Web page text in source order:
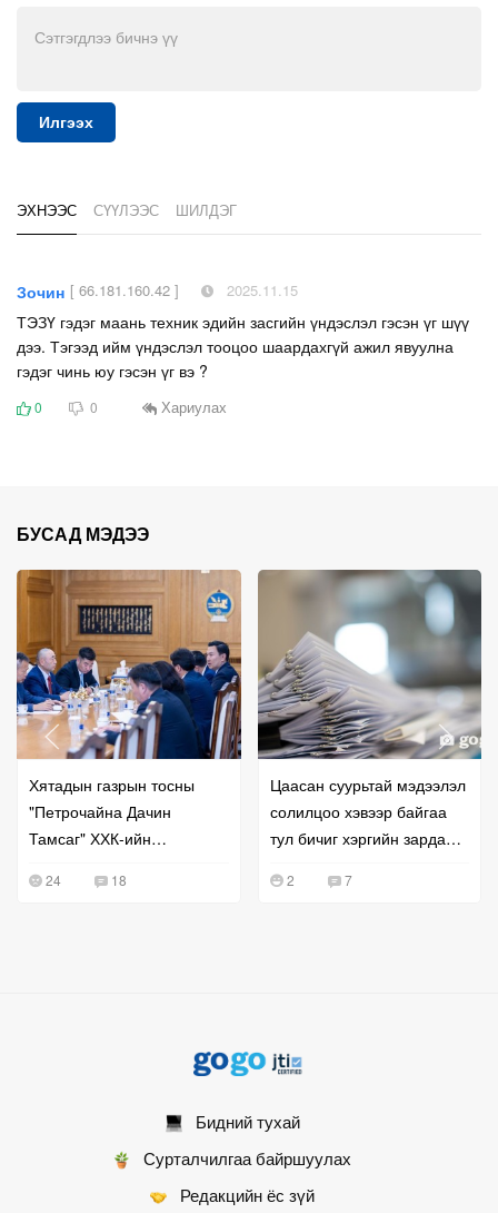
Илгээх
ЭХНЭЭС СҮҮЛЭЭС ШИЛДЭГ
Зочин [ 66.181.160.42 ] 2025.11.15
ТЭЗҮ гэдэг маань техник эдийн засгийн үндэслэл гэсэн үг шүү
дээ. Тэгээд ийм үндэслэл тооцоо шаардахгүй ажил явуулна
гэдэг чинь юу гэсэн үг вэ ?
0 0 Хариулах
БУСАД МЭДЭЭ
Хятадын газрын тосны
"Петрочайна Дачин
Тамсаг" ХХК-ийн
24 18
Цаасан суурьтай мэдээлэл
солилцоо хэвээр байгаа
тул бичиг хэргийн зардал
2 7
Бидний тухай
Сурталчилгаа байршуулах
Редакцийн ёс зүй